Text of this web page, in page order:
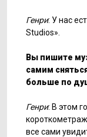
Генри: У нас
Studios».
Вы пишите
самим
больше по
Генри: В этом
все сами